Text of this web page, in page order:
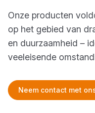
Onze producten
op het gebied van
en duurzaamheid –
veeleisende
Neem contact met